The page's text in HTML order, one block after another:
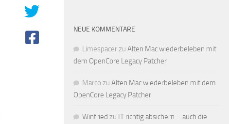
NEUE KOMMENTARE
Limespacerzu Alten Mac wiederbeleben mit
dem OpenCore Legacy Patcher
Marco zu Alten Mac wiederbeleben mit dem
OpenCore Legacy Patcher
Winfried zu IT richtig absichern – auch die